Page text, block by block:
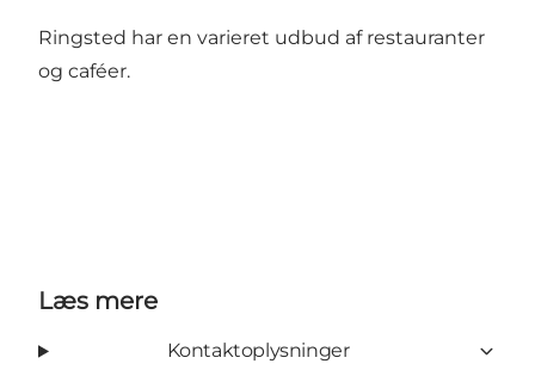
Ringsted har en varieret udbud af restauranter
og caféer.
Læs mere
Kontaktoplysninger